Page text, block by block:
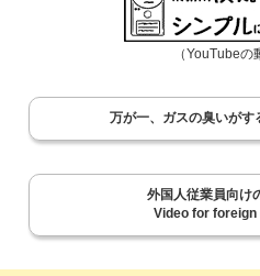
（YouTubeの
万が一、ガスの臭いが
外国人従業員向
Video for